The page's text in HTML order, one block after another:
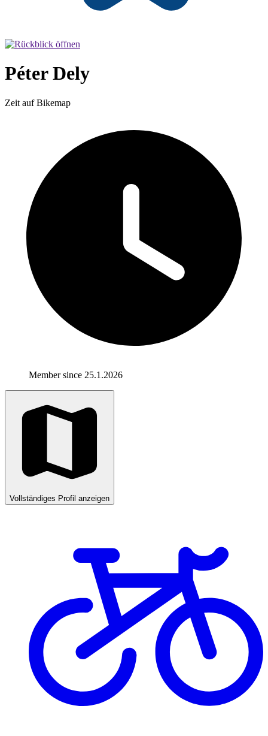
Péter Dely
Zeit auf Bikemap
Member since 25.1.2026
Vollständiges Profil anzeigen